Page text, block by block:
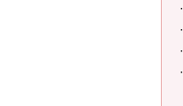
·
·
·
·